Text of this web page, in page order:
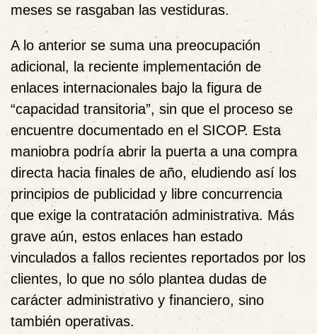
meses se rasgaban las vestiduras.
A lo anterior se suma una preocupación
adicional, la reciente implementación de
enlaces internacionales bajo la figura de
“capacidad transitoria”, sin que el proceso se
encuentre documentado en el SICOP. Esta
maniobra podría abrir la puerta a una compra
directa hacia finales de año, eludiendo así los
principios de publicidad y libre concurrencia
que exige la contratación administrativa. Más
grave aún, estos enlaces han estado
vinculados a fallos recientes reportados por los
clientes, lo que no sólo plantea dudas de
carácter administrativo y financiero, sino
también operativas.